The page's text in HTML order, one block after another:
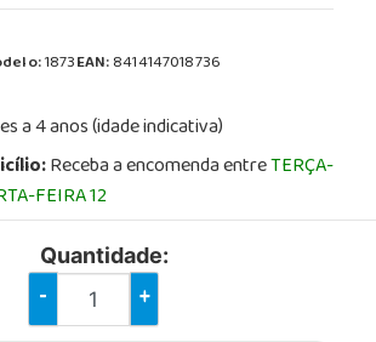
1873EAN:8414147018736
a 4 anos (idade indicativa)
Receba a encomenda entreTERÇA-
FEIRA 12
Quantidade:
- +